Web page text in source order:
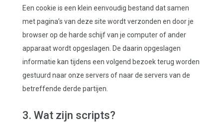
Een cookie is een klein eenvoudig bestand dat samen
met pagina’s van deze site wordt verzonden en door je
browser op de harde schijf van je computer of ander
apparaat wordt opgeslagen. De daarin opgeslagen
informatie kan tijdens een volgend bezoek terug worden
gestuurd naar onze servers of naar de servers van de
betreffende derde partijen.
3. Wat zijn scripts?